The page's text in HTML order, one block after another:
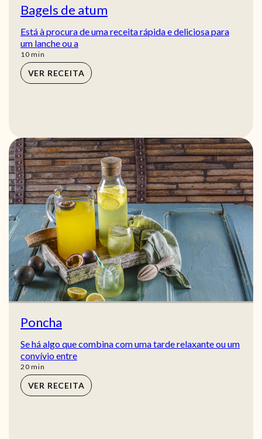
Bagels de atum
Está à procura de uma receita rápida e deliciosa para
um lanche ou a
10min
min
VER RECEITA
Poncha
Se há algo que combina com uma tarde relaxante ou um
convívio entre
20min
min
VER RECEITA